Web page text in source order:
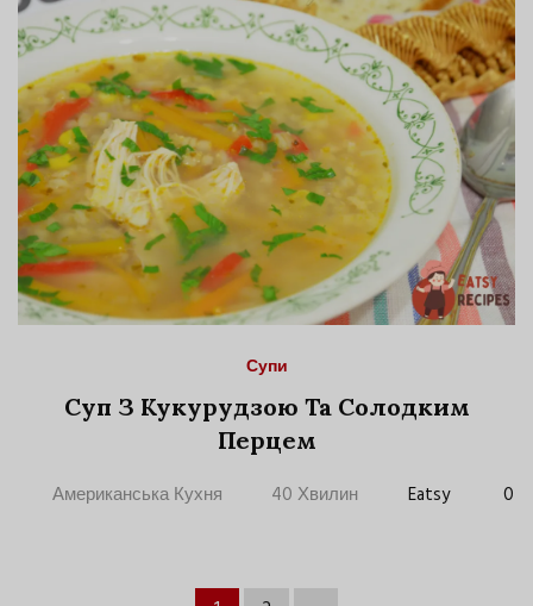
Супи
Суп З Кукурудзою Та Солодким
Перцем
Американська Кухня 40 Хвилин Eatsy 0